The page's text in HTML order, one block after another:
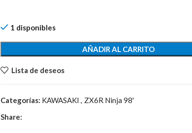
1 disponibles
AÑADIR AL CARRITO
Lista de deseos
Categorías: KAWASAKI , ZX6R Ninja 98'
Share: